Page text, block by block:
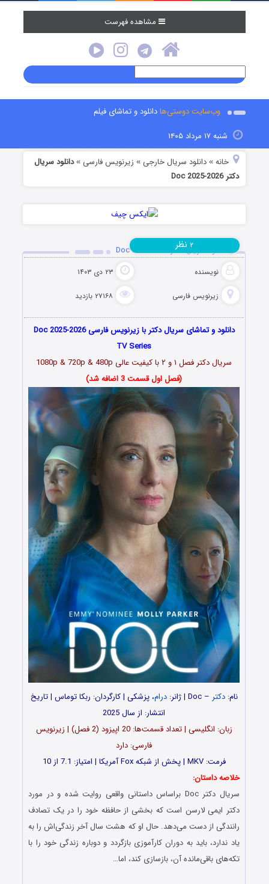
مشاهده فهرست
وب‌سایت دوستی‌هادانلود و تماشای فیلم
شنبه ۱۷ مرداد ۱۴۰۵
خانه »دانلود سریال خارجی » زیرنویس فارسی »دانلود سریال
دکتر Doc 2025-2026
دانلود سریال دکتر Doc 2025-2026
نویسنده ۲۳ دی ۱۴۰۳
زیرنویس فارسی ۲۷۱۶۸ بازدید
۲ نظر
دانلود و تماشای سریال دکتر با زیرنویس فارسی Doc 2025-2026
TV Series
سریال دکتر فصل ۱ و ۲ با کیفیت عالی 1080p & 720p & 480p
(فصل اول قسمت 3 اضافه شد)
نام:دکتر – Doc | ژانر: درام، پزشکی | کارگردان: ربکا توماس | تاریخ
انتشار: از سال 2025
زبان: انگلیسی | تعداد قسمت‌‌‌ها: 20 اپیزود (2 فصل) | زیرنویس
فارسی: دارد
فرمت: MKV | پخش از شبکه Fox آمریکا | امتیاز: 7.1 از 10
خلاصه داستان:
سریال دکتر Doc براساس داستانی واقعی روایت شده و در مورد
دکتر ایمی لارسن است که بخشی از حافظه خود را در یک تصادف
رانندگی از دست می‌دهد. حال او که هشت سال آخر زندگی‌اش را به
یاد ندارد، باید به دوران کارآموزی بازگردد و دوباره زندگی خود را با
تکه‌های باقی‌مانده آن، بازسازی کند، اما…